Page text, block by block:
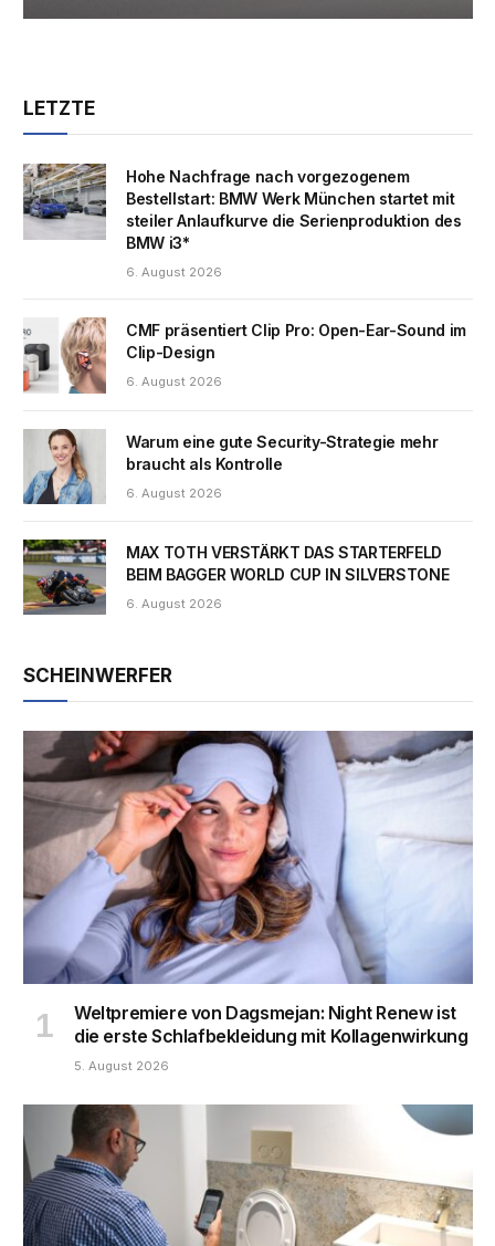
LETZTE
Hohe Nachfrage nach vorgezogenem
Bestellstart: BMW Werk München startet mit
steiler Anlaufkurve die Serienproduktion des
BMW i3*
6. August 2026
CMF präsentiert Clip Pro: Open-Ear-Sound im
Clip-Design
6. August 2026
Warum eine gute Security-Strategie mehr
braucht als Kontrolle
6. August 2026
MAX TOTH VERSTÄRKT DAS STARTERFELD
BEIM BAGGER WORLD CUP IN SILVERSTONE
6. August 2026
SCHEINWERFER
Weltpremiere von Dagsmejan: Night Renew ist
die erste Schlafbekleidung mit Kollagenwirkung
5. August 2026